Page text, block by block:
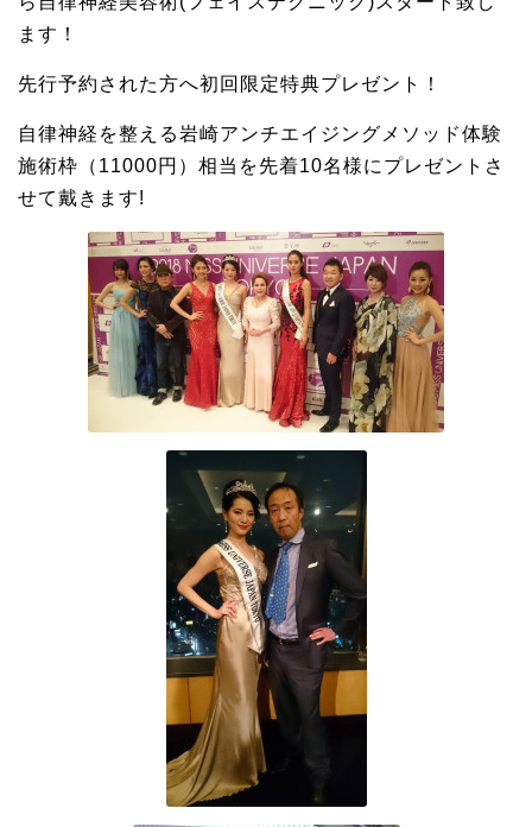
ます！
先行予約された方へ初回限定特典プレゼント！
自律神経を整える岩崎アンチエイジングメソッド体験
施術枠（11000円）相当を先着10名様にプレゼントさ
せて戴きます!